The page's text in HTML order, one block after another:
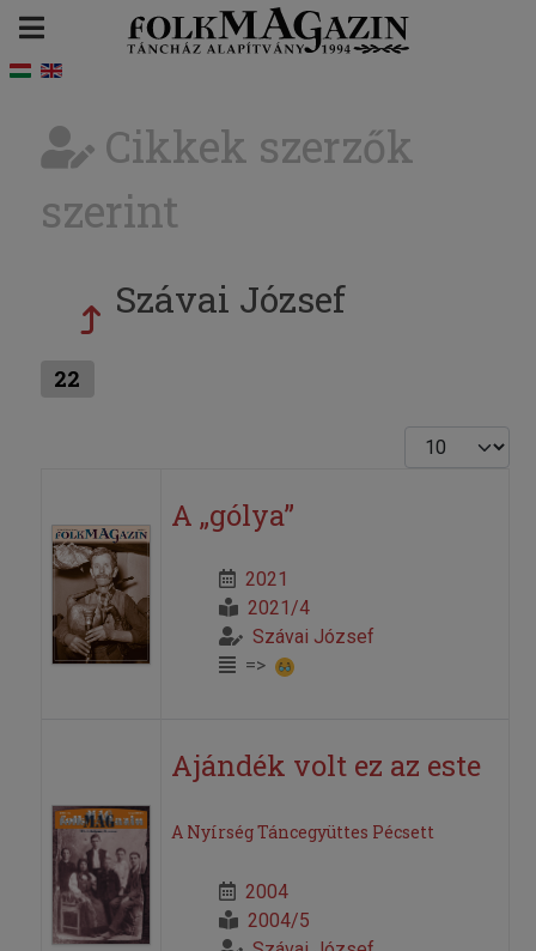
Cikkek szerzők
szerint
Szávai József
22
Tételek #
A „gólya”
2021
2021/4
Szávai József
=>
Ajándék volt ez az este
A Nyírség Táncegyüttes Pécsett
2004
2004/5